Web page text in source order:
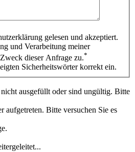
gelesen und akzeptiert.
und Verarbeitung meiner
dieser Anfrage zu.*
Sicherheitswörter korrekt ein.
ausgefüllt oder sind ungültig. Bitte
aufgetreten. Bitte versuchen Sie es